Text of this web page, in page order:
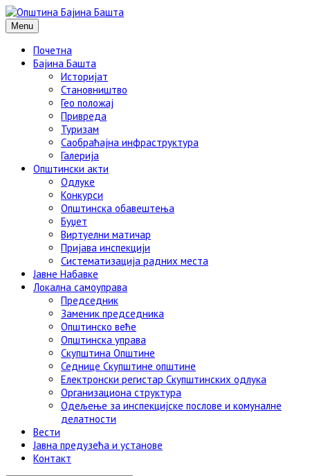
Menu
Почетна
Бајина Башта
Историјат
Становништво
Гео положај
Привреда
Туризам
Саобраћајна инфраструктура
Галерија
Општински акти
Одлуке
Конкурси
Општинска обавештења
Буџет
Виртуелни матичар
Пријава инспекцији
Систематизација радних места
Јавне Набавке
Локална самоуправа
Председник
Заменик председника
Општинско веће
Општинска управа
Скупштина Општине
Седнице Скупштине општине
Електронски регистар Скупштинских одлука
Организациона структура
Одељење за инспекцијске послове и комуналне
делатности
Вести
Јавна предузећа и установе
Контакт